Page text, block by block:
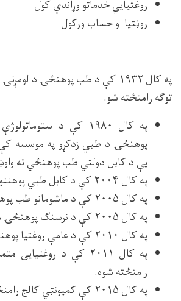
روغتیایي خدماتو وړاندې کول
روڼتیا او حساب ورکول
په کال ۱۹۳۲ کې د طب پوهنځۍ د
توګه رامنځته شو.
په کال ۱۹۸۰ کې د
پوهنځۍ د طبي زدکړو په موسسه
یې د کابل دولتي طب پوهنځي ته
په کال ۲۰۰۴ کې د کابل طبي پوهنتون ته لوړ شو.
په کال ۲۰۰۵ کې د ماشومانو طب پوهنځۍ منحل شو.
په کال ۲۰۰۵ کې د نرسنګ پوهنځۍ منځته راغله.
په کال ۲۰۱۰ کې د عامې روغتیا پوهنځۍ را منځته شوه.
په کال ۲۰۱۱ کې د
رامنځته شوه.
په کال ۲۰۱۵ کې کمیونټي کالج رامنځته شو.